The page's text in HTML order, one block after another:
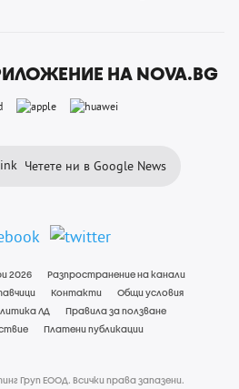
НА NOVA.BG
Четете ни в Google News
2026
Разпространение на канали
Контакти
Общи условия
ЛД
Правила за ползване
Платени публикации
Груп ЕООД. Всички права запазени.